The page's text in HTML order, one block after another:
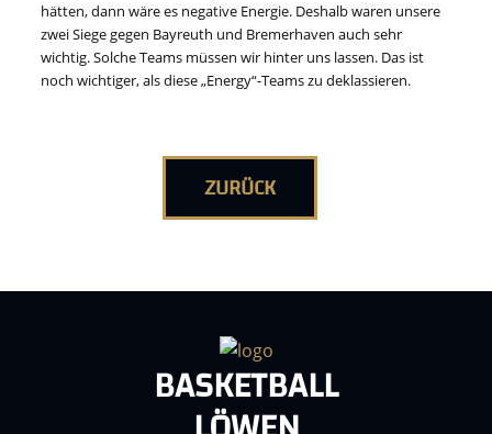
hätten, dann wäre es negative Energie. Deshalb waren unsere
zwei Siege gegen Bayreuth und Bremerhaven auch sehr
wichtig. Solche Teams müssen wir hinter uns lassen. Das ist
noch wichtiger, als diese „Energy“-Teams zu deklassieren.
ZURÜCK
BASKETBALL